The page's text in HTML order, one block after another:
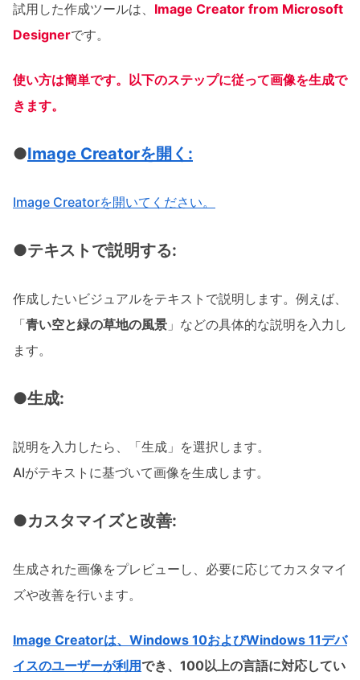
試用した作成ツールは、 Image Creator from Microsoft
Designerです。
使い方は簡単です。以下のステップに従って画像を生成で
きます。
●Image Creatorを開く:
Image Creatorを開いてください。
●テキストで説明する:
作成したいビジュアルをテキストで説明します。例えば、
「青い空と緑の草地の風景 」などの具体的な説明を入力し
ます。
●生成:
説明を入力したら、「生成」を選択します。
AIがテキストに基づいて画像を生成します。
●カスタマイズと改善:
生成された画像をプレビューし、必要に応じてカスタマイ
ズや改善を行います。
Image Creatorは、Windows 10およびWindows 11デバ
イスのユーザーが利用でき、100以上の言語に対応してい